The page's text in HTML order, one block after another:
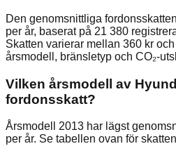
Den genomsnittliga
per år, baserat på 21 380
Skatten varierar mellan 360 kr
årsmodell, bränsletyp och CO₂-
Vilken årsmodell av
fordonsskatt?
Årsmodell 2013 har lägst
per år. Se tabellen ovan för